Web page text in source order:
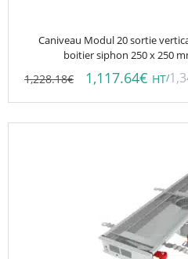
Caniveau Modul 20 sortie
boitier siphon 250 x 250
1,228.18€ 1,117.64€ HT/